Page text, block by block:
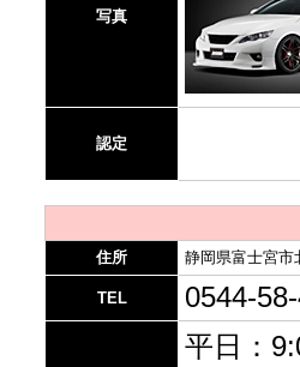
写真
認定
住所 静岡県富士宮市
TEL 0544-
平日：